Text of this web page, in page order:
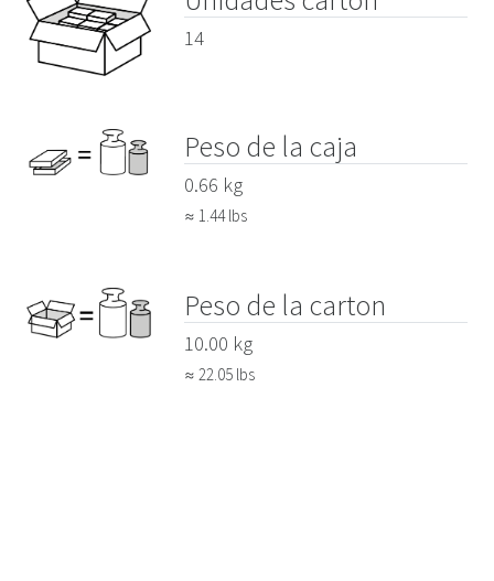
14
Peso de la caja
0.66 kg
≈ 1.44 lbs
Peso de la carton
10.00 kg
≈ 22.05 lbs